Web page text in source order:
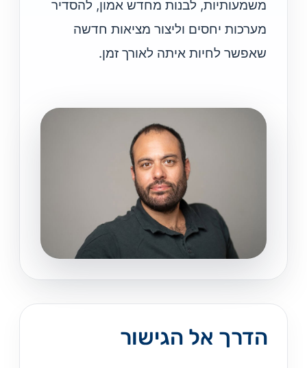
משמעותיות, לבנות מחדש אמון, להסדיר
מערכות יחסים וליצור מציאות חדשה
שאפשר לחיות איתה לאורך זמן.
הדרך אל הגישור